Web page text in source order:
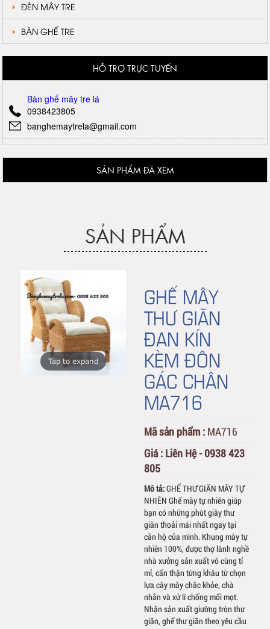
ĐÈN MÂY TRE
BÀN GHẾ TRE
HỖ TRỢ TRỰC TUYẾN
Bàn ghế mây tre lá
0938423805
banghemaytrela@gmail.com
SẢN PHẨM ĐÃ XEM
SẢN PHẨM
Tap to expand
GHẾ MÂY
THƯ GIÃN
ĐAN KÍN
KÈM ĐÔN
GÁC CHÂN
MA716
Mã sản phẩm : MA716
Giá : Liên Hệ - 0938 423
805
Mô tả:GHẾ THƯ GIÃN MÂY TỰ
NHIÊN Ghế mây tự nhiên giúp
bạn có những phút giây thư
giãn thoải mái nhất ngay tại
căn hộ của mình. Khung mây tự
nhiên 100%, được thợ lành nghề
nhà xưởng sản xuất vô cùng tỉ
mỉ, cẩn thận từng khâu từ chọn
lựa cây mây chắc khỏe, chà
nhẵn và xử lí chống mối mọt.
Nhận sản xuất giường tròn thư
giãn, ghế thư giãn theo yêu cầu